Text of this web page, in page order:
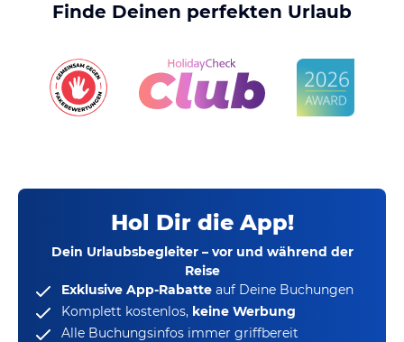
Finde Deinen perfekten Urlaub
Hol Dir die App!
Dein Urlaubsbegleiter – vor und während der
Reise
Exklusive App-Rabatte auf Deine Buchungen
Komplett kostenlos, keine Werbung
Alle Buchungsinfos immer griffbereit